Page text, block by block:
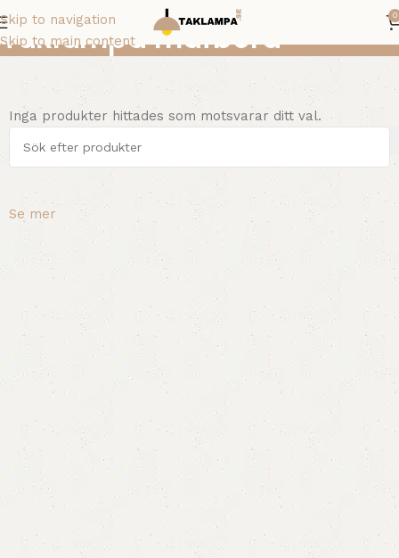
Skip to navigation
Skip to main content
0
Taklampa matbord
Inga produkter hittades som motsvarar ditt val.
Se mer